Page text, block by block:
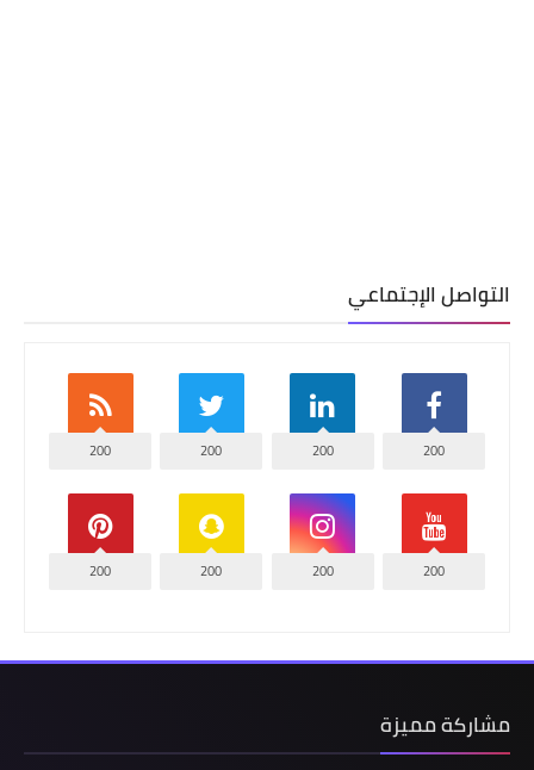
التواصل الإجتماعي
200
200
200
200
200
200
200
200
مشاركة مميزة